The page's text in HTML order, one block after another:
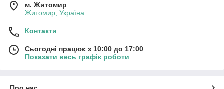
м. Житомир
Житомир, Україна
Контакти
Сьогодні працює з 10:00 до 17:00
Показати весь графік роботи
Про нас